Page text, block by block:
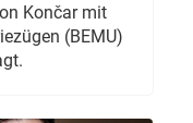
Končar mit
(BEMU)